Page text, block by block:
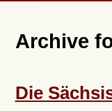
Archive
Die